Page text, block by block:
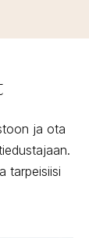
ja ota
tarpeisiisi